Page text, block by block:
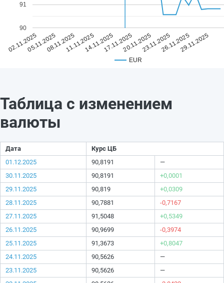
EUR
02.11.202505.11.202508.11.202511.11.202514.11.202517.11.202520.11.202523.11.202526.11.202529.11.2025
90
91
Таблица с изменением
валюты
Дата
Курс ЦБ
01.12.2025
90,8191
—
30.11.2025
90,8191
+0,0001
29.11.2025
90,819
+0,0309
28.11.2025
90,7881
-0,7167
27.11.2025
91,5048
+0,5349
26.11.2025
90,9699
-0,3974
25.11.2025
91,3673
+0,8047
24.11.2025
90,5626
—
23.11.2025
90,5626
—